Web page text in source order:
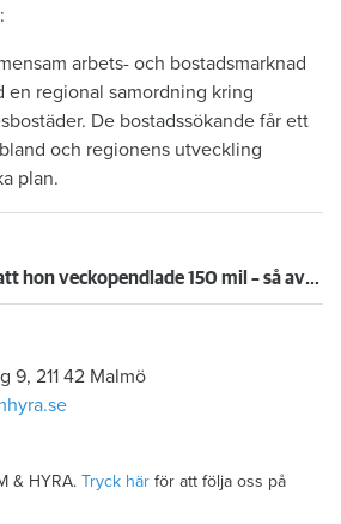
arbets- och bostadsmarknad
en regional samordning kring
De bostadssökande får ett
och regionens utveckling
plan.
Påstod att hon veckopendlade 150 mil – så avslöjades kvinnans fusk i bostadskön
9, 211 42 Malmö
& HYRA. Tryck här för att följa oss på